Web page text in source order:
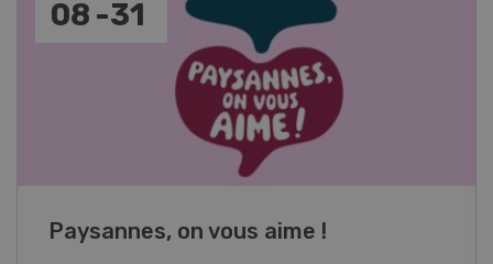
17 -26
Cours spécialisé Aquaculture